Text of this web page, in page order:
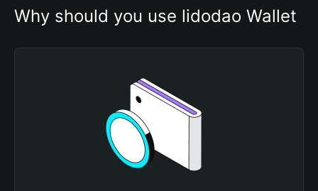
Why should you use lidodao Wallet